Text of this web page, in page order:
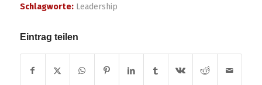
Schlagworte: Leadership
Eintrag teilen